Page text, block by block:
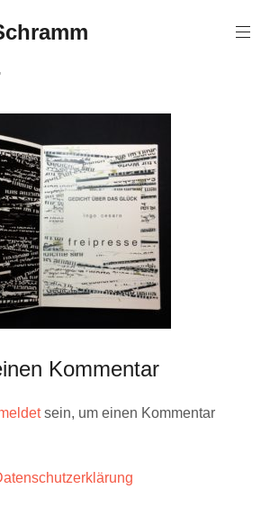
Kommentar
sein, um einen Kommentar